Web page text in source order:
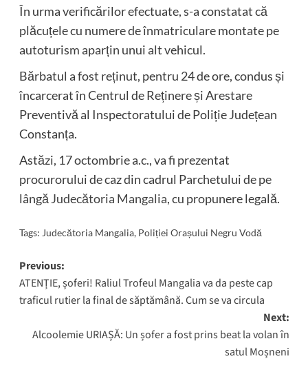
În urma verificărilor efectuate, s-a constatat că
plăcuțele cu numere de înmatriculare montate pe
autoturism aparțin unui alt vehicul.
Bărbatul a fost reținut, pentru 24 de ore, condus și
încarcerat în Centrul de Reținere și Arestare
Preventivă al Inspectoratului de Poliție Județean
Constanța.
Astăzi, 17 octombrie a.c., va fi prezentat
procurorului de caz din cadrul Parchetului de pe
lângă Judecătoria Mangalia, cu propunere legală.
Tags: Judecătoria Mangalia, Poliției Orașului Negru Vodă
Post
navigation
Previous:
ATENȚIE, șoferi! Raliul Trofeul Mangalia va da peste cap
traficul rutier la final de săptămână. Cum se va circula
Next:
Alcoolemie URIAȘĂ: Un șofer a fost prins beat la volan în
satul Moșneni